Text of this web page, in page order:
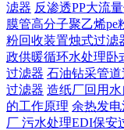
滤器 反渗透PP大流
膜管高分子聚乙烯pe
粉回收装置烛式过滤
政供暖循环水处理卧
过滤器 石油钻采管
过滤器 造纸厂回用
的工作原理 余热发
厂 污水处理EDI保安